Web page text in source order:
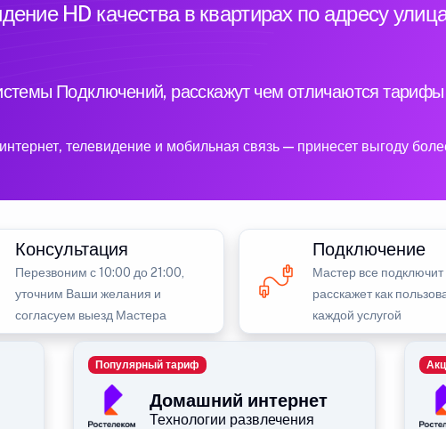
HD качества в квартирах по адресу
Подключений, расскажут чем отличаются
телевидение и мобильная связь — принесет выгоду
Консультация
Перезвоним с 10:00 до 21:00,
уточним Ваши желания и
согласуем выезд Мастера
Подключение
Мастер все подключит
расскажет как
каждой услугой
Домашний интернет
Технологии развлечения
Популярный тариф